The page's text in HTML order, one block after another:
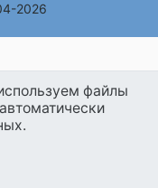
2026
файлы